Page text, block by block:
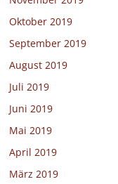
Oktober 2019
September 2019
August 2019
Juli 2019
Juni 2019
Mai 2019
April 2019
März 2019